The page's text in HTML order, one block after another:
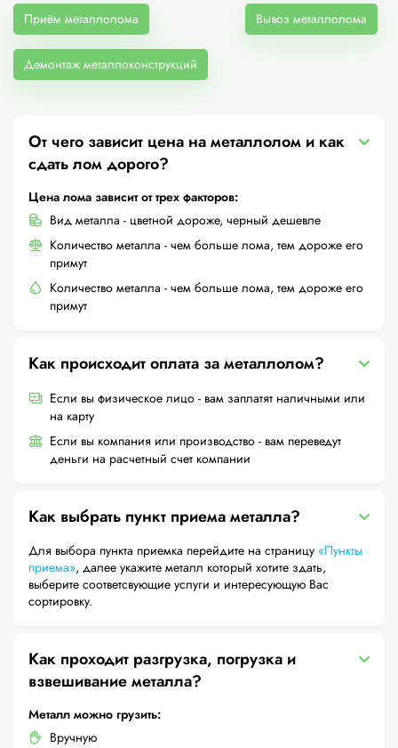
Приём металлолома Вывоз металлолома
Демонтаж металлоконструкций
От чего зависит цена на металлолом и как
сдать лом дорого?
Цена лома зависит от трех факторов:
Вид металла - цветной дороже, черный дешевле
Количество металла - чем больше лома, тем дороже его
примут
Количество металла - чем больше лома, тем дороже его
примут
Как происходит оплата за металлолом?
Если вы физическое лицо - вам заплатят наличными или
на карту
Если вы компания или производство - вам переведут
деньги на расчетный счет компании
Как выбрать пункт приема металла?
Для выбора пункта приемка перейдите на страницу «Пункты
приема», далее укажите металл который хотите здать,
выберите соответсвующие услуги и интересующую Вас
сортировку.
Как проходит разгрузка, погрузка и
взвешивание металла?
Металл можно грузить:
Вручную